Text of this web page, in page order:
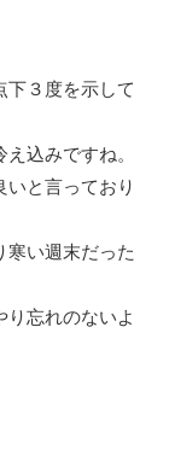
下３度を示して
込みですね。
と言っており
寒い週末だった
り忘れのないよ